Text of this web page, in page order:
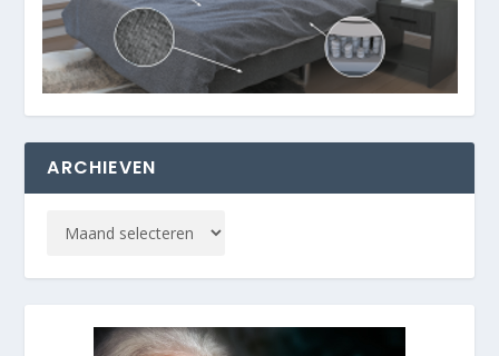
ARCHIEVEN